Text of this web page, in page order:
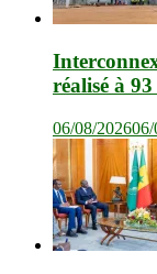
réalisé à
06/08/202606/